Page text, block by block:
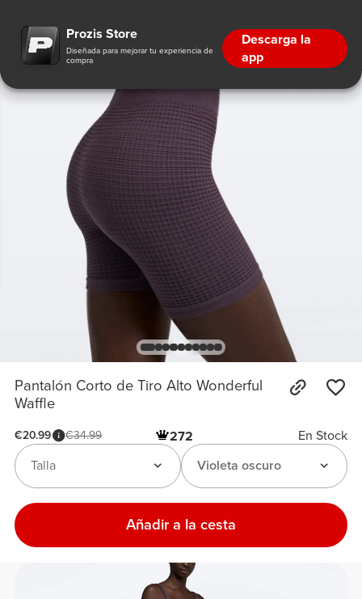
Prozis Store
Diseñada para mejorar tu experiencia de
compra
Descarga la
app
Pantalón Corto de Tiro Alto Wonderful
Waffle
€20.99 €34.99 272
En Stock
Violeta oscuro
Talla
Añadir a la cesta